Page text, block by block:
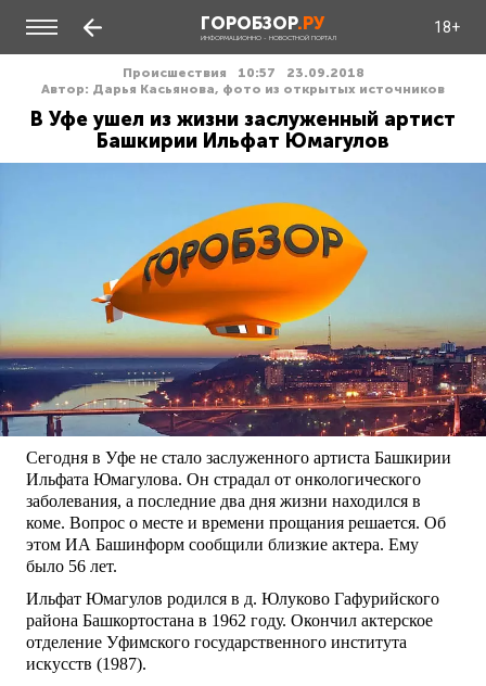
ГОРОБЗОР.РУ
ИНФОРМАЦИОННО - НОВОСТНОЙ ПОРТАЛ
18+
Происшествия 10:57
23.09.2018
Автор: Дарья Касьянова, фото из открытых источников
В Уфе ушел из жизни заслуженный артист
Башкирии Ильфат Юмагулов
Сегодня в Уфе не стало заслуженного артиста Башкирии
Ильфата Юмагулова. Он страдал от онкологического
заболевания, а последние два дня жизни находился в
коме. Вопрос о месте и времени прощания решается. Об
этом ИА Башинформ сообщили близкие актера. Ему
было 56 лет.
Ильфат Юмагулов родился в д. Юлуково Гафурийского
района Башкортостана в 1962 году. Окончил актерское
отделение Уфимского государственного института
искусств (1987).